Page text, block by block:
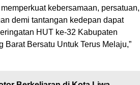
kebersamaan, persatuan,
demi tantangan kedepan dapat
HUT ke-32 Kabupaten
Barat Bersatu Untuk Terus Melaju,”